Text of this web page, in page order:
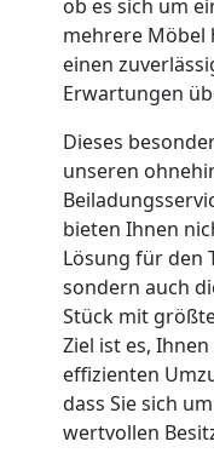
ob es sich um
mehrere Möbel
einen
Erwartungen
Dieses
unseren
bieten Ihnen
Lösung für den
sondern auch
Stück mit
Ziel ist es,
effizienten
dass Sie sich
wertvollen
Leonding
Full-
Service-
Umzug
Leonding
Qualitäts-